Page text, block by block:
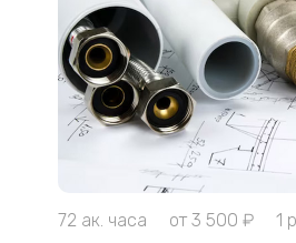
72 ак. часа от 3 500 ₽ 1